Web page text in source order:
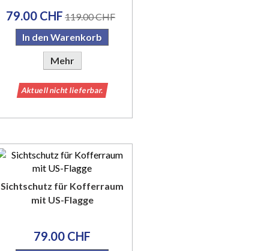
79.00 CHF 119.00 CHF
In den Warenkorb
Mehr
Aktuell nicht lieferbar.
Sichtschutz für Kofferraum
mit US-Flagge
79.00 CHF